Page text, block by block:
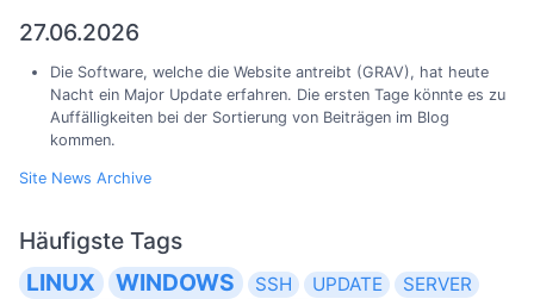
27.06.2026
Die Software, welche die Website antreibt (GRAV), hat heute
Nacht ein Major Update erfahren. Die ersten Tage könnte es zu
Auffälligkeiten bei der Sortierung von Beiträgen im Blog
kommen.
Site News Archive
Häufigste Tags
LINUX
WINDOWS SSH UPDATE SERVER